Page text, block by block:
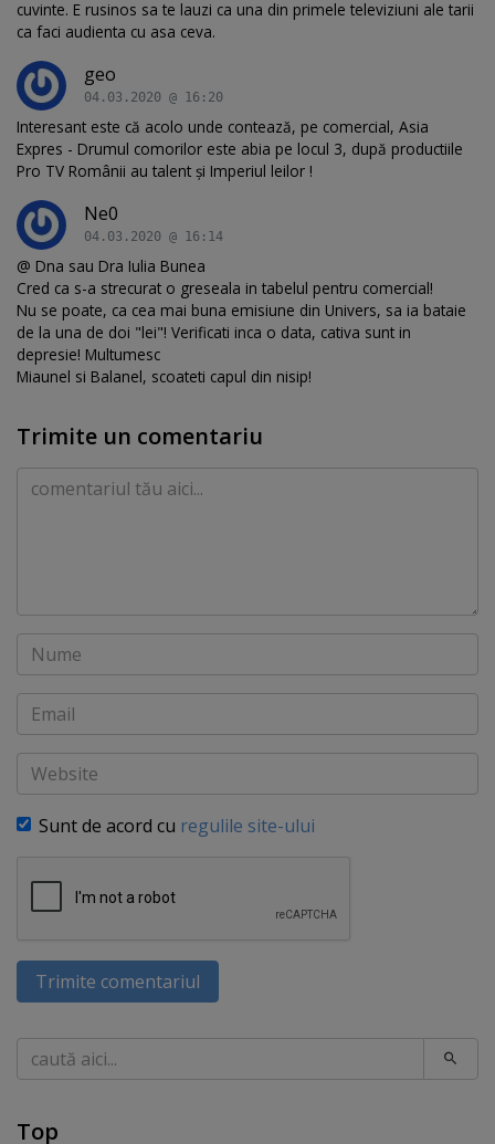
cuvinte. E rusinos sa te lauzi ca una din primele televiziuni ale tarii
ca faci audienta cu asa ceva.
geo
04.03.2020 @ 16:20
Interesant este că acolo unde contează, pe comercial, Asia
Expres - Drumul comorilor este abia pe locul 3, după productiile
Pro TV Românii au talent și Imperiul leilor !
Ne0
04.03.2020 @ 16:14
@ Dna sau Dra Iulia Bunea
Cred ca s-a strecurat o greseala in tabelul pentru comercial!
Nu se poate, ca cea mai buna emisiune din Univers, sa ia bataie
de la una de doi "lei"! Verificati inca o data, cativa sunt in
depresie! Multumesc
Miaunel si Balanel, scoateti capul din nisip!
Trimite un comentariu
Comentariu
Nume
Email
Website
Sunt de acord cu regulile site-ului
Trimite comentariul
Caută
Top